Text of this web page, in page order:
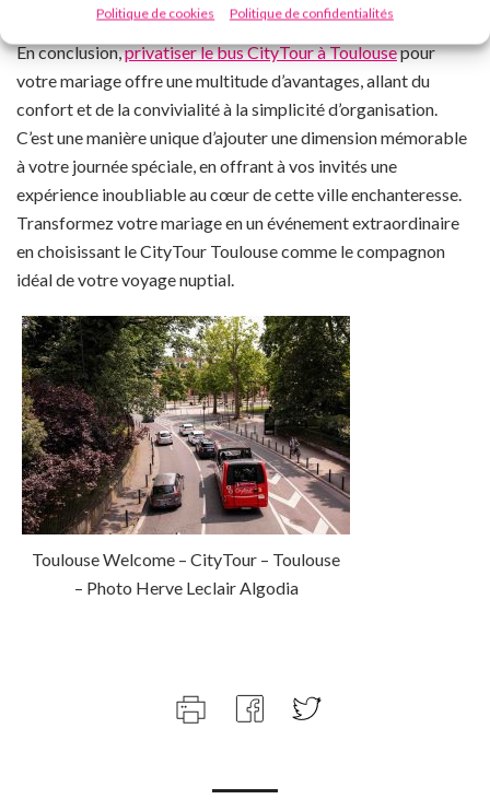
Politique de cookies Politique de confidentialités
En conclusion,privatiser le bus CityTour à Toulousepour
votre mariage offre une multitude d’avantages, allant du
confort et de la convivialité à la simplicité d’organisation.
C’est une manière unique d’ajouter une dimension mémorable
à votre journée spéciale, en offrant à vos invités une
expérience inoubliable au cœur de cette ville enchanteresse.
Transformez votre mariage en un événement extraordinaire
en choisissant le CityTour Toulouse comme le compagnon
idéal de votre voyage nuptial.
Toulouse Welcome – CityTour – Toulouse
– Photo Herve Leclair Algodia